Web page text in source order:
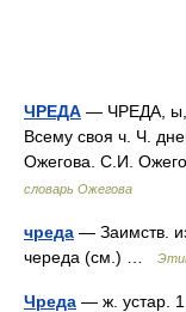
ЧРЕДА — ЧРЕДА, ы,
Всему своя ч. Ч.
Ожегова. С.И.
словарь Ожегова
чреда — Заимств.
череда (см.) …
Чреда — ж. устар.